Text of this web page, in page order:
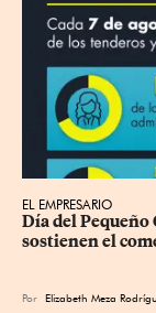
EL EMPRESARIO
Día del Pequeño
sostienen el
Por Elizabeth Meza